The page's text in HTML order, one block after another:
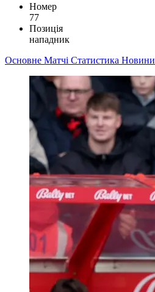
Номер
77
Позиція
нападник
Основне Матчі Статистика Новини